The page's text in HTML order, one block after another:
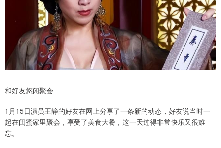
和好友悠闲聚会
1月15日演员王静的好友在网上分享了一条新的动态，好友说当时一
起在闺蜜家里聚会，享受了美食大餐，这一天过得非常快乐又很难
忘。